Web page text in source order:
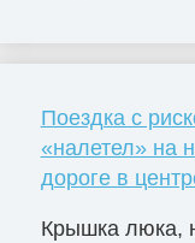
Поездка с
«налетел» на
дороге в
Крышка люка,